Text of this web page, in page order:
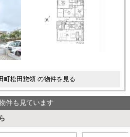
町松田惣領 の物件を見る
件も見ています